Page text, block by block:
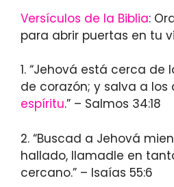
Versículos de la Biblia:
para abrir puertas en tu
1. “Jehová está cerca de
de corazón; y salva a los
espíritu.” – Salmos 34:18
2. “Buscad a Jehová
hallado, llamadle en
cercano.” – Isaías 55:6